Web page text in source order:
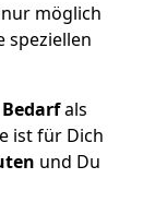
möglich
speziellen
als
ist für Dich
und Du